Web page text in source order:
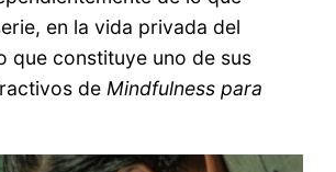
en la vida privada del
que constituye uno de sus
de Mindfulness para